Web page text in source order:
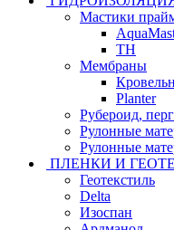
Мастики
ТН
Мембраны
Planter
Рубероид,
Рулонные
Рулонные
ПЛЕНКИ И
Геотекстиль
Delta
Изоспан